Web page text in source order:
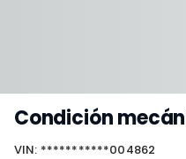
Condición
VIN: ***********004862